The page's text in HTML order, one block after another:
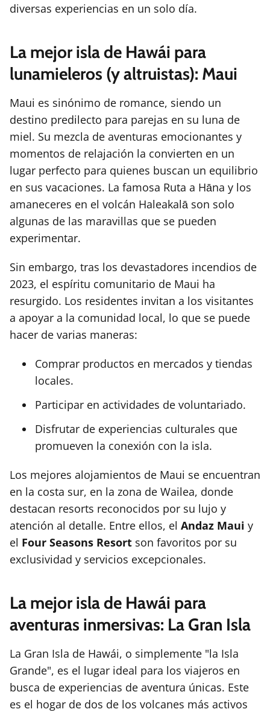
diversas experiencias en un solo día.
La mejor isla de Hawái para
lunamieleros (y altruistas): Maui
Maui es sinónimo de romance, siendo un
destino predilecto para parejas en su luna de
miel. Su mezcla de aventuras emocionantes y
momentos de relajación la convierten en un
lugar perfecto para quienes buscan un equilibrio
en sus vacaciones. La famosa Ruta a Hāna y los
amaneceres en el volcán Haleakalā son solo
algunas de las maravillas que se pueden
experimentar.
Sin embargo, tras los devastadores incendios de
2023, el espíritu comunitario de Maui ha
resurgido. Los residentes invitan a los visitantes
a apoyar a la comunidad local, lo que se puede
hacer de varias maneras:
Comprar productos en mercados y tiendas
locales.
Participar en actividades de voluntariado.
Disfrutar de experiencias culturales que
promueven la conexión con la isla.
Los mejores alojamientos de Maui se encuentran
en la costa sur, en la zona de Wailea, donde
destacan resorts reconocidos por su lujo y
atención al detalle. Entre ellos, el Andaz Maui y
el Four Seasons Resort son favoritos por su
exclusividad y servicios excepcionales.
La mejor isla de Hawái para
aventuras inmersivas: La Gran Isla
La Gran Isla de Hawái, o simplemente "la Isla
Grande", es el lugar ideal para los viajeros en
busca de experiencias de aventura únicas. Este
es el hogar de dos de los volcanes más activos